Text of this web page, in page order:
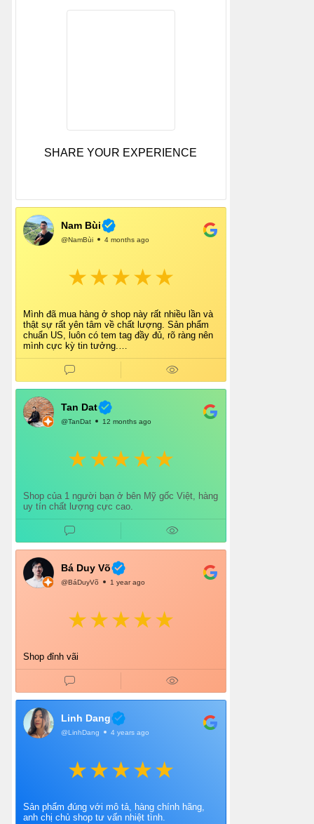
SHARE YOUR EXPERIENCE
Nam Bùi
@NamBùi 4 months ago
Mình đã mua hàng ở shop này rất nhiều lần và
thật sự rất yên tâm về chất lượng. Sản phẩm
chuẩn US, luôn có tem tag đầy đủ, rõ ràng nên
mình cực kỳ tin tưởng.
Shop tư vấn nhiệt tình, giao hàng nhanh, đóng
gói cẩn thận. Mỗi lần mua đều cảm thấy hài
Chắc chắn mình sẽ tiếp tục ủng hộ shop lâu dài
và giới thiệu thêm cho bạn bè 👍
Tan Dat
@TanDat 12 months ago
Shop của 1 người bạn ở bên Mỹ gốc Việt, hàng
uy tín chất lượng cực cao.
Bá Duy Võ
@BáDuyVõ 1 year ago
Shop đỉnh vãi
Linh Dang
@LinhDang 4 years ago
Sản phẩm đúng với mô tả, hàng chính hãng,
anh chị chủ shop tư vấn nhiệt tình.